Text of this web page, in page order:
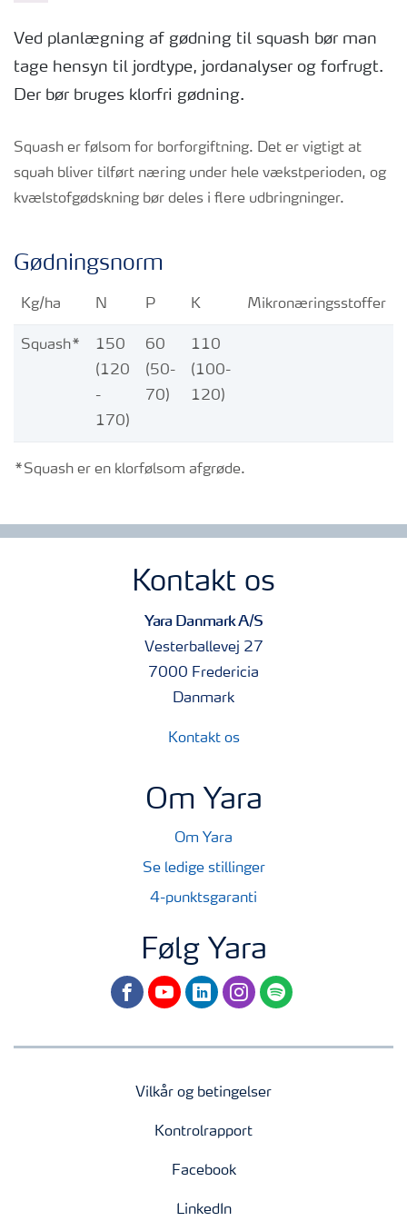
Ved planlægning af gødning til squash bør man
tage hensyn til jordtype, jordanalyser og forfrugt.
Der bør bruges klorfri gødning.
Squash er følsom for borforgiftning. Det er vigtigt at
squah bliver tilført næring under hele vækstperioden, og
kvælstofgødskning bør deles i flere udbringninger.
Gødningsnorm
Kg/ha N P K Mikronæringsstoffer
Squash*
150
(120
-
170)
60
(50-
70)
110
(100-
120)
*Squash er en klorfølsom afgrøde.
Kontakt os
Yara Danmark A/S
Vesterballevej 27
7000 Fredericia
Danmark
Kontakt os
Om Yara
Om Yara
Se ledige stillinger
4-punktsgaranti
Følg Yara
facebookyoutubelinkedininstagram
spotify
Vilkår og betingelser
Kontrolrapport
Facebook
LinkedIn